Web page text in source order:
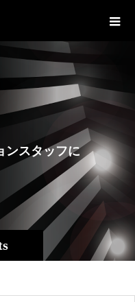
ス タ ッ フに よ
る